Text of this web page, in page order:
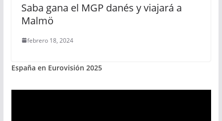
Saba gana el MGP danés y viajará a
Malmö
febrero 18, 2024
España en Eurovisión 2025